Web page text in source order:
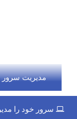
مدیریت سرور
سرور خود را